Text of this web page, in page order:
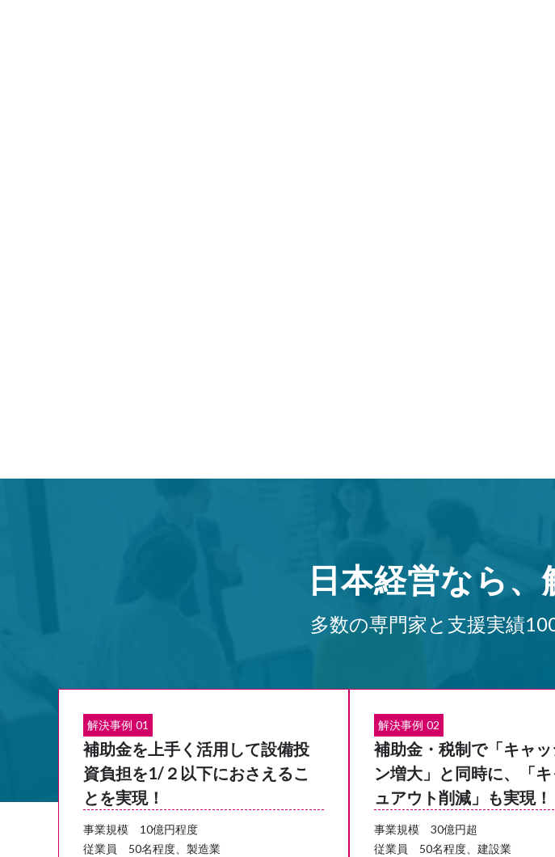
日本経営なら、
多数の専門家と支援実績
解決事例 01
補助金を上手く活用して設備投
資負担を1/２以下におさえるこ
とを実現！
事業規模 10億円程度
従業員 50名程度、製造業
解決事例 02
補助金・税制で「キャッ
ン増大」と同時に、「
ュアウト削減」も実現！
事業規模 30億円超
従業員 50名程度、建設業